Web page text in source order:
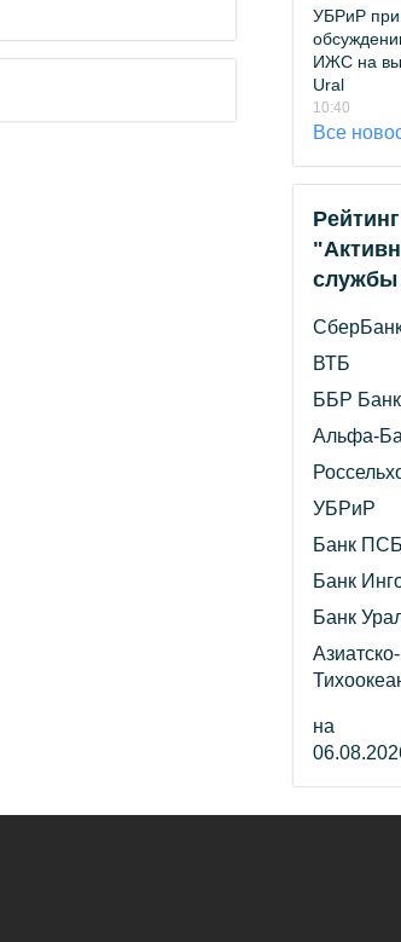
УБРиР
ИЖС на
Ural
10:40
Все
службы
ВТБ
ББР Банк
Альфа-
УБРиР
Банк ПСБ
Банк
Банк
Азиатско-
на